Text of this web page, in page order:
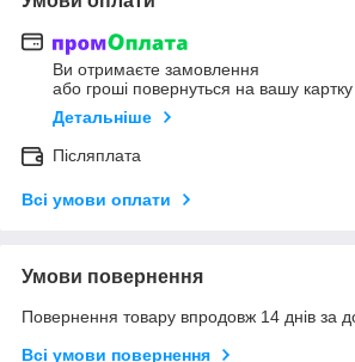
Ви отримаєте замовлення
або гроші повернуться на вашу картку
Детальніше
Післяплата
Всі умови оплати
Умови повернення
Повернення товару впродовж 14 днів за
Всі умови повернення